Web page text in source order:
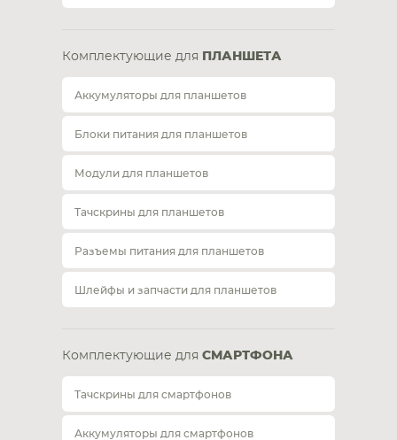
Комплектующие для ПЛАНШЕТА
Аккумуляторы для планшетов
Блоки питания для планшетов
Модули для планшетов
Тачскрины для планшетов
Разъемы питания для планшетов
Шлейфы и запчасти для планшетов
Комплектующие для СМАРТФОНА
Тачскрины для смартфонов
Аккумуляторы для смартфонов